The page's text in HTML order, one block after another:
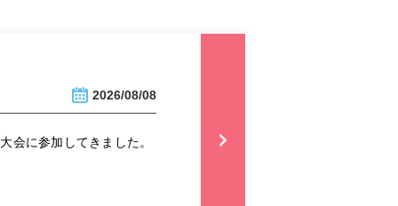
2026/08/08
会に参加してきました。